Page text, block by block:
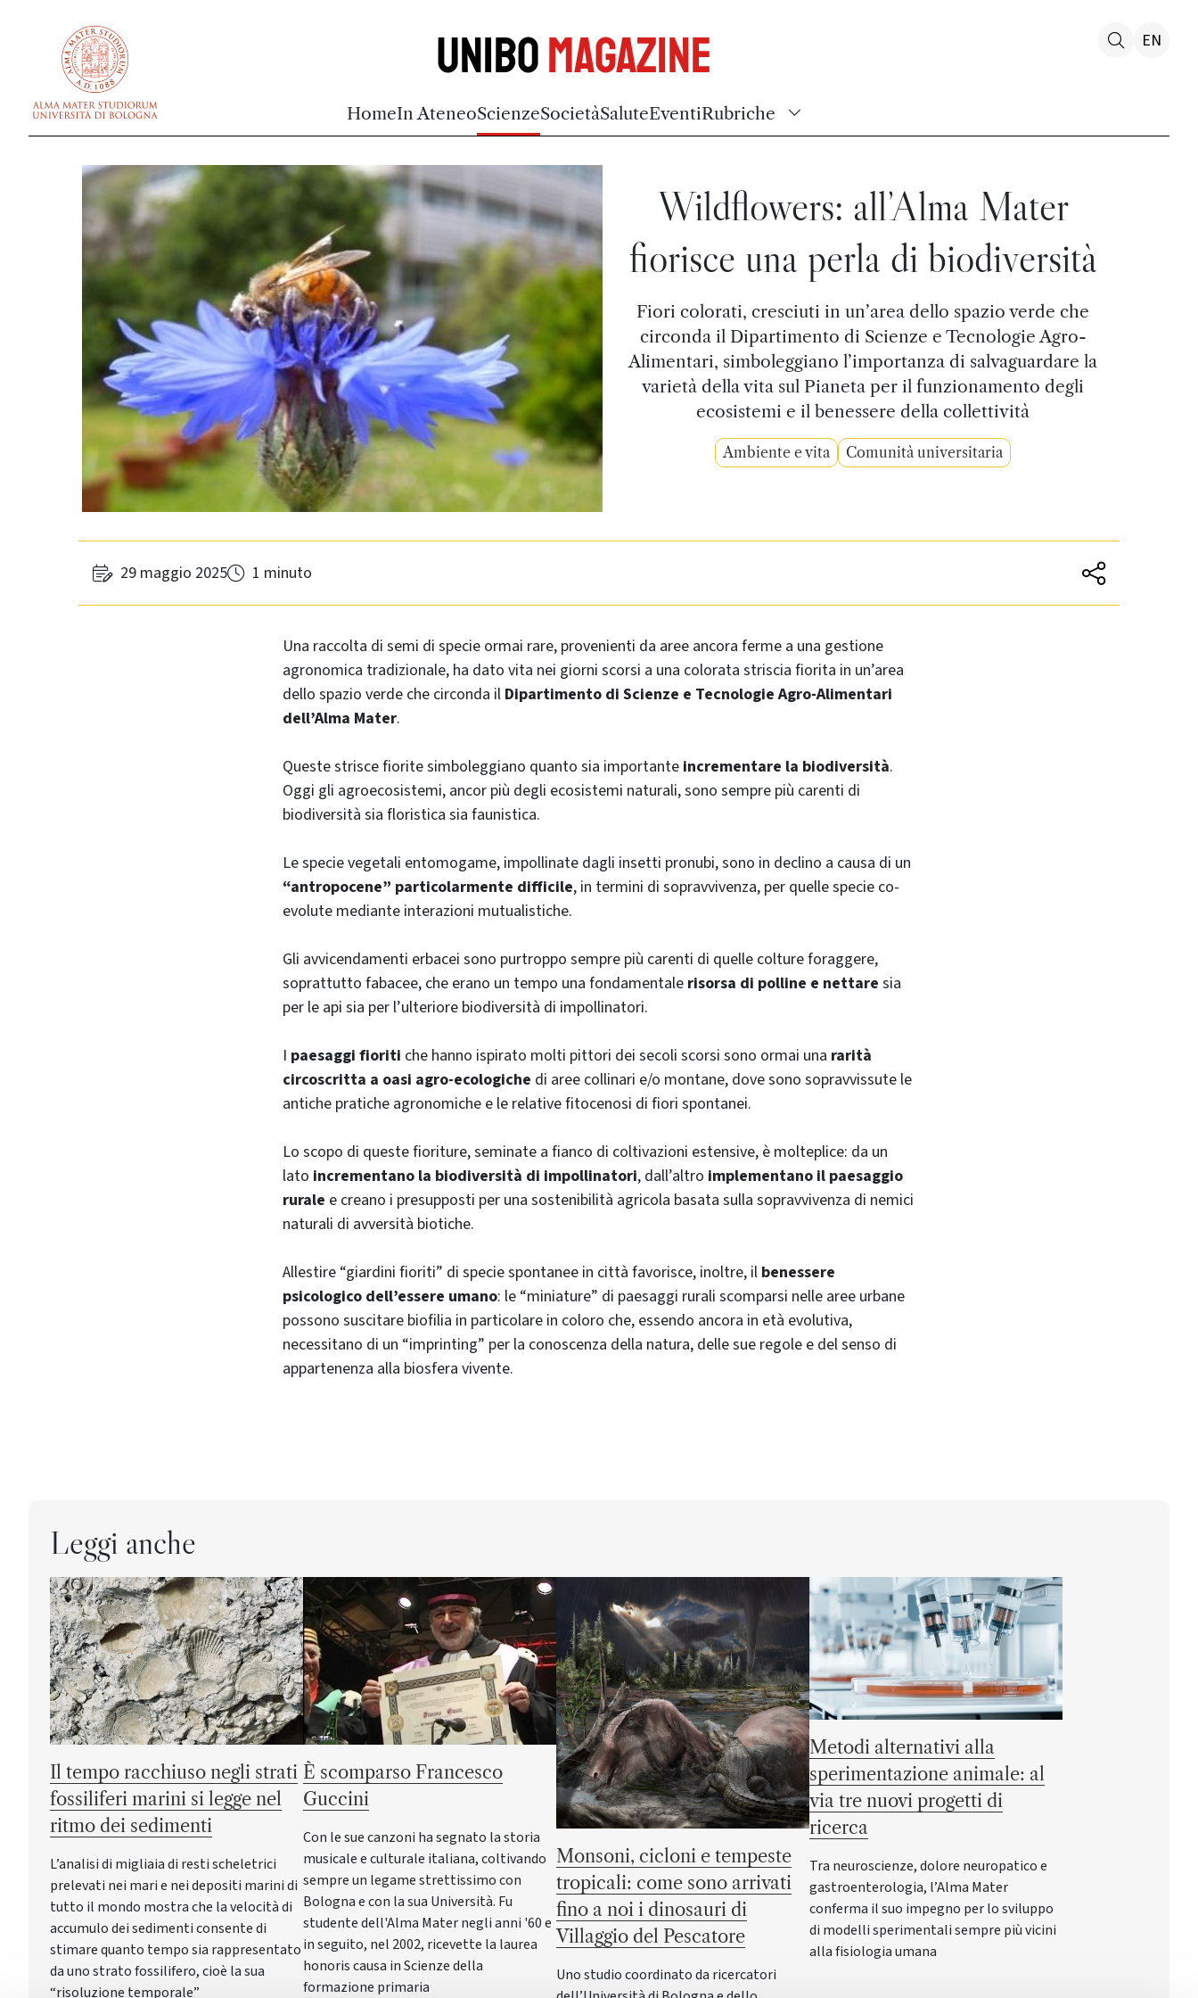
UniboMagazine
HomeIn AteneoScienzeSocietàSaluteEventiRubriche
EN
Wildflowers: all’Alma Mater
fiorisce una perla di biodiversità
Fiori colorati, cresciuti in un’area dello spazio verde che
circonda il Dipartimento di Scienze e Tecnologie Agro-
Alimentari, simboleggiano l’importanza di salvaguardare la
varietà della vita sul Pianeta per il funzionamento degli
ecosistemi e il benessere della collettività
Ambiente e vita Comunità universitaria
29 maggio 2025 1 minuto
Una raccolta di semi di specie ormai rare, provenienti da aree ancora ferme a una gestione
agronomica tradizionale, ha dato vita nei giorni scorsi a una colorata striscia fiorita in un’area
dello spazio verde che circonda il Dipartimento di Scienze e Tecnologie Agro-Alimentari
dell’Alma Mater.
Queste strisce fiorite simboleggiano quanto sia importante incrementare la biodiversità.
Oggi gli agroecosistemi, ancor più degli ecosistemi naturali, sono sempre più carenti di
biodiversità sia floristica sia faunistica.
Le specie vegetali entomogame, impollinate dagli insetti pronubi, sono in declino a causa di un
“antropocene” particolarmente difficile, in termini di sopravvivenza, per quelle specie co-
evolute mediante interazioni mutualistiche.
Gli avvicendamenti erbacei sono purtroppo sempre più carenti di quelle colture foraggere,
soprattutto fabacee, che erano un tempo una fondamentale risorsa di polline e nettare sia
per le api sia per l’ulteriore biodiversità di impollinatori.
I paesaggi fioriti che hanno ispirato molti pittori dei secoli scorsi sono ormai una rarità
circoscritta a oasi agro-ecologiche di aree collinari e/o montane, dove sono sopravvissute le
antiche pratiche agronomiche e le relative fitocenosi di fiori spontanei.
Lo scopo di queste fioriture, seminate a fianco di coltivazioni estensive, è molteplice: da un
lato incrementano la biodiversità di impollinatori, dall’altro implementano il paesaggio
rurale e creano i presupposti per una sostenibilità agricola basata sulla sopravvivenza di nemici
naturali di avversità biotiche.
Allestire “giardini fioriti” di specie spontanee in città favorisce, inoltre, il benessere
psicologico dell’essere umano: le “miniature” di paesaggi rurali scomparsi nelle aree urbane
possono suscitare biofilia in particolare in coloro che, essendo ancora in età evolutiva,
necessitano di un “imprinting” per la conoscenza della natura, delle sue regole e del senso di
appartenenza alla biosfera vivente.
Leggi anche
Il tempo racchiuso negli strati
fossiliferi marini si legge nel
ritmo dei sedimenti
L’analisi di migliaia di resti scheletrici
prelevati nei mari e nei depositi marini di
tutto il mondo mostra che la velocità di
accumulo dei sedimenti consente di
stimare quanto tempo sia rappresentato
da uno strato fossilifero, cioè la sua
“risoluzione temporale”
È scomparso Francesco
Guccini
Con le sue canzoni ha segnato la storia
musicale e culturale italiana, coltivando
sempre un legame strettissimo con
Bologna e con la sua Università. Fu
studente dell'Alma Mater negli anni '60 e
in seguito, nel 2002, ricevette la laurea
honoris causa in Scienze della
formazione primaria
Monsoni, cicloni e tempeste
tropicali: come sono arrivati
fino a noi i dinosauri di
Villaggio del Pescatore
Uno studio coordinato da ricercatori
Metodi alternativi alla
sperimentazione animale: al
via tre nuovi progetti di
ricerca
Tra neuroscienze, dolore neuropatico e
gastroenterologia, l’Alma Mater
conferma il suo impegno per lo sviluppo
di modelli sperimentali sempre più vicini
alla fisiologia umana